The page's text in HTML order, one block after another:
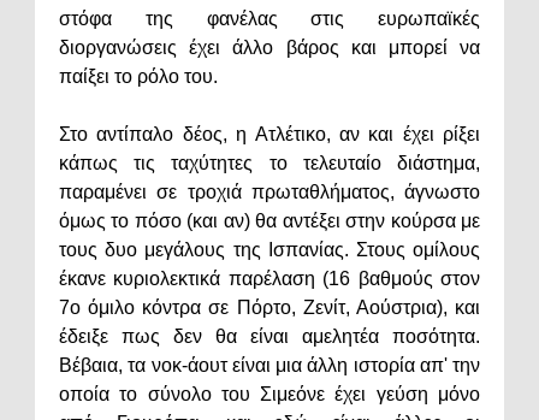
στόφα της φανέλας στις ευρωπαϊκές
διοργανώσεις έχει άλλο βάρος και μπορεί να
παίξει το ρόλο του.
Στο αντίπαλο δέος, η Ατλέτικο, αν και έχει ρίξει
κάπως τις ταχύτητες το τελευταίο διάστημα,
παραμένει σε τροχιά πρωταθλήματος, άγνωστο
όμως το πόσο (και αν) θα αντέξει στην κούρσα με
τους δυο μεγάλους της Ισπανίας. Στους ομίλους
έκανε κυριολεκτικά παρέλαση (16 βαθμούς στον
7ο όμιλο κόντρα σε Πόρτο, Ζενίτ, Αούστρια), και
έδειξε πως δεν θα είναι αμελητέα ποσότητα.
Βέβαια, τα νοκ-άουτ είναι μια άλλη ιστορία απ' την
οποία το σύνολο του Σιμεόνε έχει γεύση μόνο